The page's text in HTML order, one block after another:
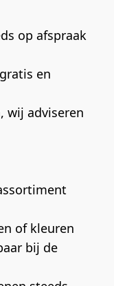
op afspraak
en
wij adviseren
of kleuren
bij de